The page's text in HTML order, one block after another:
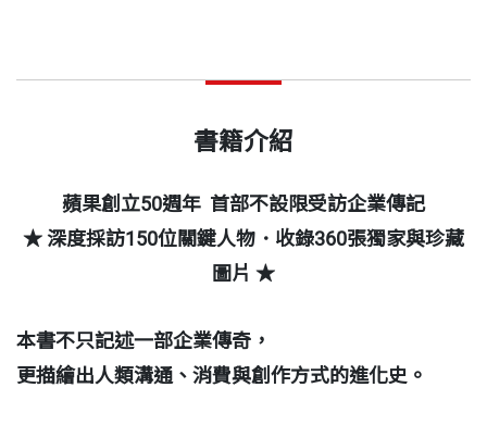
書籍介紹
蘋果創立50週年 首部不設限受訪企業傳記
★深度採訪150位關鍵人物．收錄360張獨家與珍藏
圖片 ★
本書不只記述一部企業傳奇，
更描繪出人類溝通、消費與創作方式的進化史。